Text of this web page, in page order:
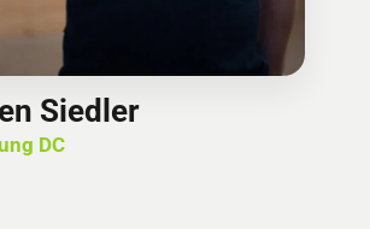
Siedler
DC